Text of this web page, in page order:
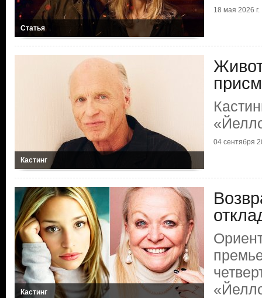
Статья
18 мая 2026 г.
Кастинг
04 сентября
Кастинг